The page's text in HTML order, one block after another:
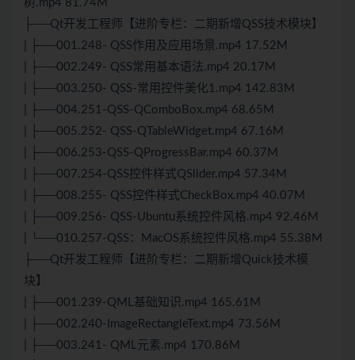
树.mp4 81.74M
├──Qt开发工程师【进阶专栏：二期新增QSS技术模块】
| ├──001.248- QSS作用及应用场景.mp4 17.52M
| ├──002.249- QSS常用基本语法.mp4 20.17M
| ├──003.250- QSS-常用控件美化1.mp4 142.83M
| ├──004.251-QSS-QComboBox.mp4 68.65M
| ├──005.252- QSS-QTableWidget.mp4 67.16M
| ├──006.253-QSS-QProgressBar.mp4 60.37M
| ├──007.254-QSS控件样式QSlider.mp4 57.34M
| ├──008.255- QSS控件样式CheckBox.mp4 40.07M
| ├──009.256- QSS-Ubuntu系统控件风格.mp4 92.46M
| └──010.257-QSS：MacOS系统控件风格.mp4 55.38M
├──Qt开发工程师【进阶专栏：二期新增Quick技术模
块】
| ├──001.239-QML基础知识.mp4 165.61M
| ├──002.240-ImageRectangleText.mp4 73.56M
| ├──003.241- QML元素.mp4 170.86M